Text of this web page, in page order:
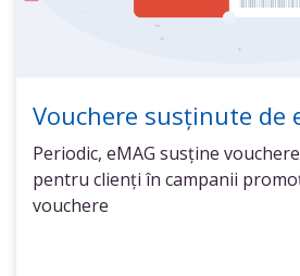
Vouchere susținute de
Periodic, eMAG susține
pentru clienți în campanii
vouchere